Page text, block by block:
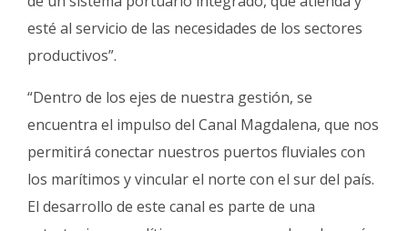
esté al servicio de las necesidades de los sectores
productivos”.
“Dentro de los ejes de nuestra gestión, se
encuentra el impulso del Canal Magdalena, que nos
permitirá conectar nuestros puertos fluviales con
los marítimos y vincular el norte con el sur del país.
El desarrollo de este canal es parte de una